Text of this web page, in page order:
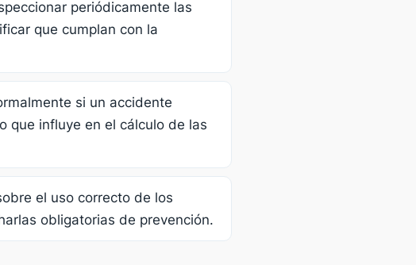
periódicamente las
que cumplan con la
si un accidente
que influye en el cálculo de las
el uso correcto de los
obligatorias de prevención.